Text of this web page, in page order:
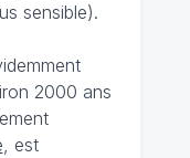
sensible).
2000 ans
, est